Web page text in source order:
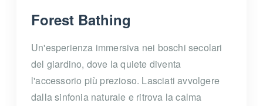
Forest Bathing
Un'esperienza immersiva nei boschi secolari
del giardino, dove la quiete diventa
l'accessorio più prezioso. Lasciati avvolgere
dalla sinfonia naturale e ritrova la calma